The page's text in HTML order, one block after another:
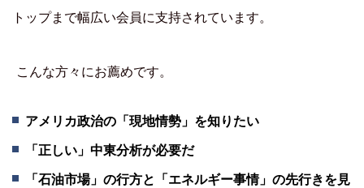
トップまで幅広い会員に支持されています。
こんな方々にお薦めです。
アメリカ政治の「現地情勢」を知りたい
「正しい」中東分析が必要だ
「石油市場」の行方と「エネルギー事情」の先行きを見